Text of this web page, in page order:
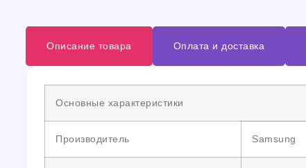
Описание товара Оплата и доставка
Основные характеристики
Производитель Samsung